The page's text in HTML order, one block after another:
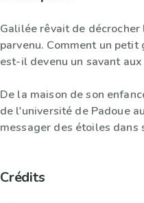
Galilée rêvait de
parvenu. Comment un
est-il devenu un savant
De la maison de son
de l'université de Padoue
messager des étoiles dans
Crédits